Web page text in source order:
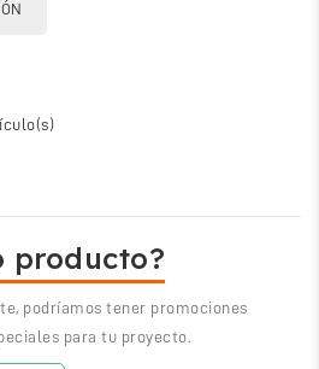
producto?
podríamos tener promociones
para tu proyecto.